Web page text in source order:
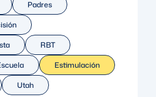
Padres
RBT
Estimulación
Utah